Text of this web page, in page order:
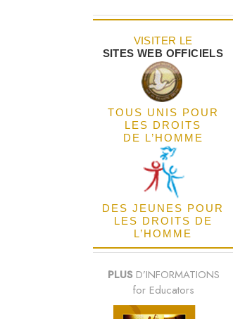
VISITER LE
SITES WEB OFFICIELS
TOUS UNIS POUR
LES DROITS
DE L’HOMME
DES JEUNES POUR
LES DROITS DE
L’HOMME
PLUS D’INFORMATIONS
for Educators